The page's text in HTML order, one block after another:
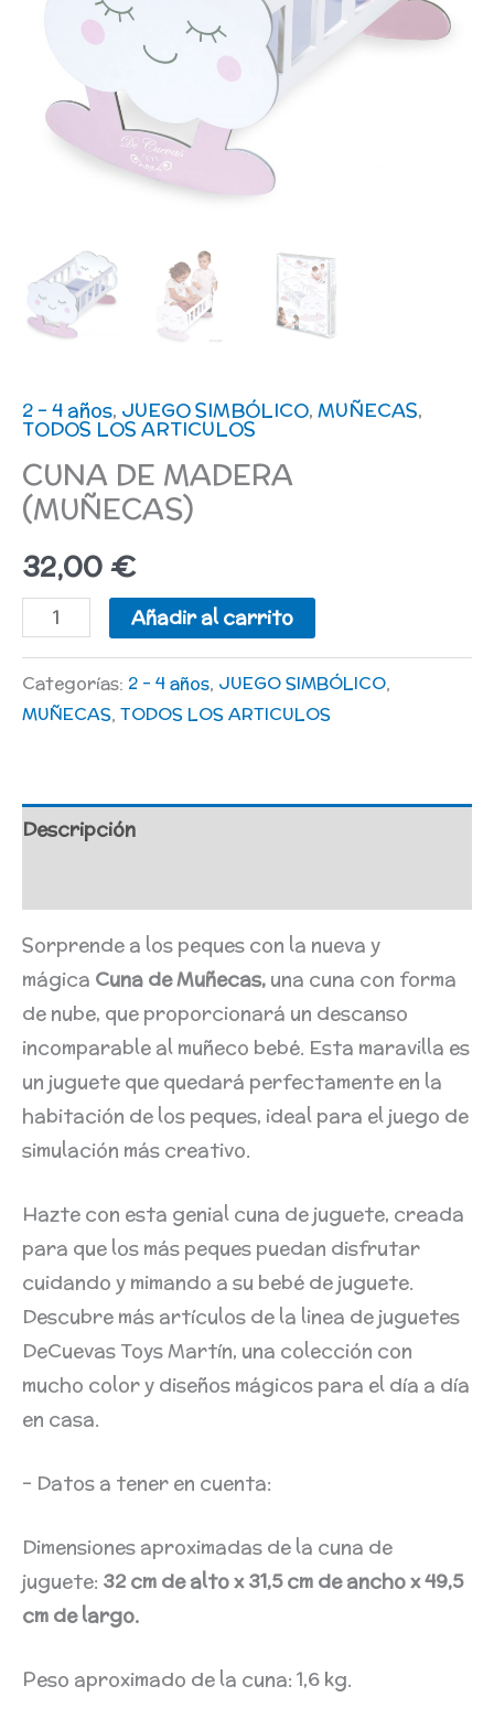
2 - 4 años, JUEGO SIMBÓLICO, MUÑECAS,
TODOS LOS ARTICULOS
CUNA DE MADERA
(MUÑECAS)
32,00€
Añadir al carrito
Categorías: 2 - 4 años, JUEGO SIMBÓLICO,
MUÑECAS, TODOS LOS ARTICULOS
Descripción
Sorprende a los peques con la nueva y
mágica Cuna de Muñecas, una cuna con forma
de nube, que proporcionará un descanso
incomparable al muñeco bebé. Esta maravilla es
un juguete que quedará perfectamente en la
habitación de los peques, ideal para el juego de
simulación más creativo.
Hazte con esta genial cuna de juguete, creada
para que los más peques puedan disfrutar
cuidando y mimando a su bebé de juguete.
Descubre más artículos de la linea de juguetes
DeCuevas Toys Martín, una colección con
mucho color y diseños mágicos para el día a día
en casa.
– Datos a tener en cuenta:
Dimensiones aproximadas de la cuna de
juguete: 32 cm de alto x 31,5 cm de ancho x 49,5
cm de largo.
Peso aproximado de la cuna: 1,6 kg.